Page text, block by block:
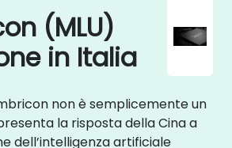
(MLU)
in Italia
non è semplicemente un
la risposta della Cina a
dell’intelligenza artificiale